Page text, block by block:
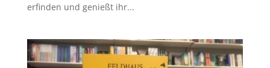
erfinden und genießt ihr...